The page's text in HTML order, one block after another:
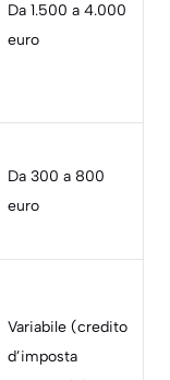
Da 1.500 a 4.000
euro
Da 300 a 800
euro
Variabile (credito
d’imposta